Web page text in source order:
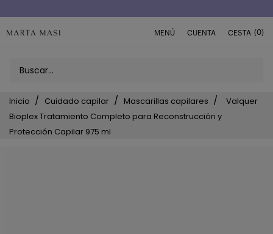
MENÚ CUENTA CESTA (0)
Inicio Cuidado capilar Mascarillas capilares
Valquer
Bioplex Tratamiento Completo para Reconstrucción y
Protección Capilar 975 ml